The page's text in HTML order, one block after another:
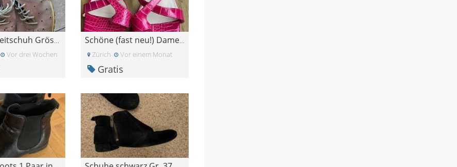
ecco Freizeitschuh Grösse 37
Vor drei Wochen
Schöne (fast neu!) Damen Ledersandalen, pink, Gr.3
Zürich Vor einem Monat
Gratis